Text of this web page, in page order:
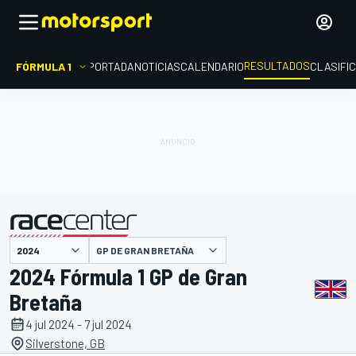
FÓRMULA 1 PORTADANOTICIASCALENDARIORESULTADOS
presentado por GP DE GRAN BRETAÑA
2024 Fórmula 1 GP de Gran
Bretaña
4 jul 2024 - 7 jul 2024
Silverstone, GB